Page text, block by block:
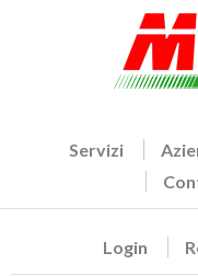
Servizi
Login